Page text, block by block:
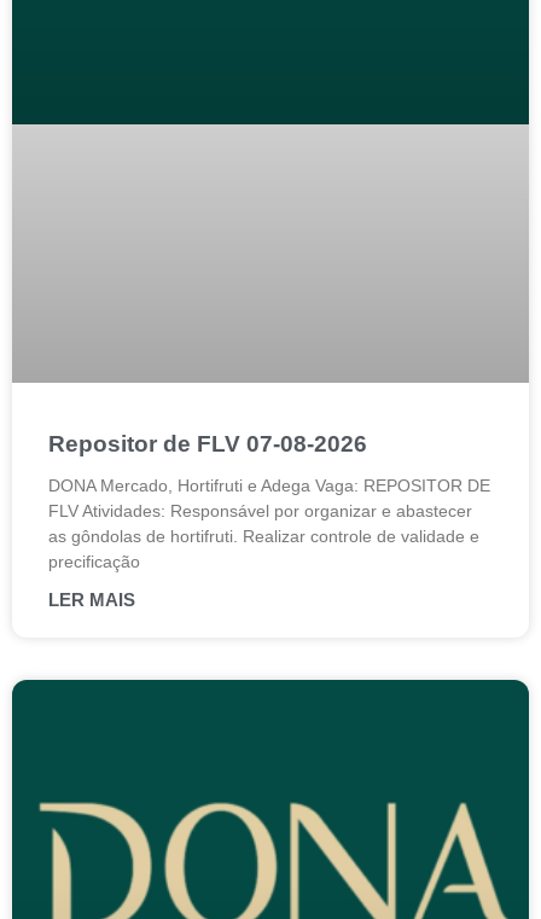
Repositor de FLV 07-08-2026
DONA Mercado, Hortifruti e Adega Vaga: REPOSITOR DE
FLV Atividades: Responsável por organizar e abastecer
as gôndolas de hortifruti. Realizar controle de validade e
precificação
LER MAIS